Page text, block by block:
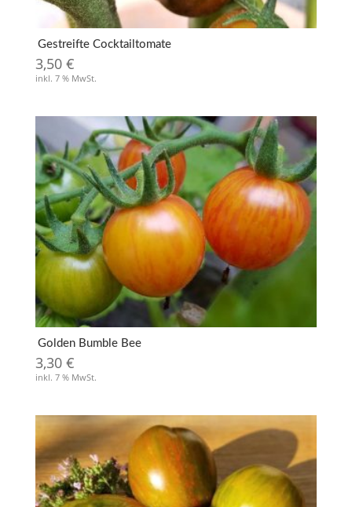
Gestreifte Cocktailtomate
3,50 €
inkl. 7 % MwSt.
Golden Bumble Bee
3,30 €
inkl. 7 % MwSt.